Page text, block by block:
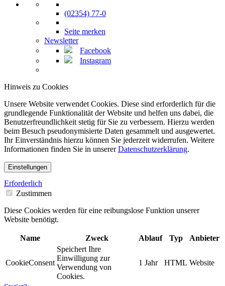
(02354) 77-0
Seite merken
Newsletter
Facebook
Instagram
Hinweis zu Cookies
Unsere Website verwendet Cookies. Diese sind erforderlich für die
grundlegende Funktionalität der Website und helfen uns dabei, die
Benutzerfreundlichkeit stetig für Sie zu verbessern. Hierzu werden
beim Besuch pseudonymisierte Daten gesammelt und ausgewertet.
Ihr Einverständnis hierzu können Sie jederzeit widerrufen. Weitere
Informationen finden Sie in unsererDatenschutzerklärung.
Einstellungen
Erforderlich
Zustimmen
Diese Cookies werden für eine reibungslose Funktion unserer
Website benötigt.
Name Zweck Ablauf Typ Anbieter
CookieConsent
Speichert Ihre
Einwilligung zur
Verwendung von
Cookies.
1 Jahr HTML Website